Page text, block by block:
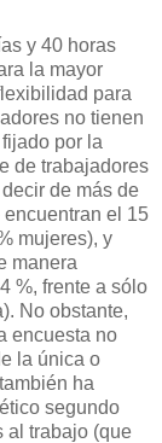
y 40 horas
la mayor
para
no tienen
por la
de trabajadores
de más de
el 15
mujeres), y
manera
%, frente a sólo
No obstante,
encuesta no
la única o
ha
segundo
al trabajo (que